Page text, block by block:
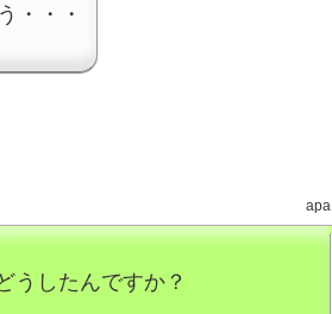
・・・
apa
うしたんですか？